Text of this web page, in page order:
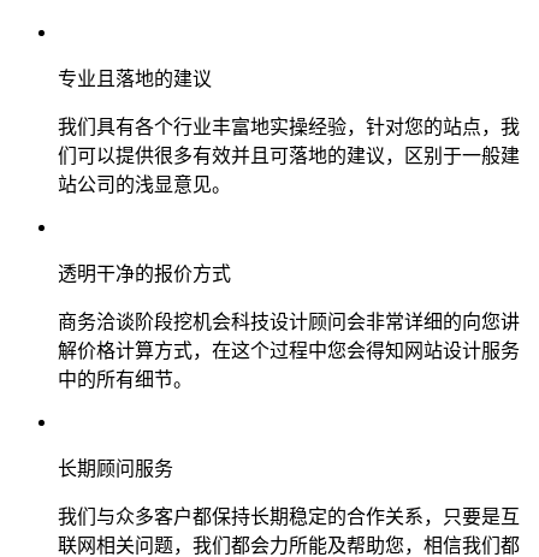
专业且落地的建议
我们具有各个行业丰富地实操经验，针对您的站点，我
们可以提供很多有效并且可落地的建议，区别于一般建
站公司的浅显意见。
透明干净的报价方式
商务洽谈阶段挖机会科技设计顾问会非常详细的向您讲
解价格计算方式，在这个过程中您会得知网站设计服务
中的所有细节。
长期顾问服务
我们与众多客户都保持长期稳定的合作关系，只要是互
联网相关问题，我们都会力所能及帮助您，相信我们都